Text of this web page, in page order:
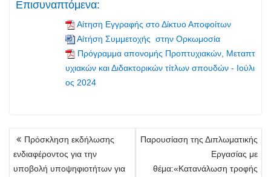
Επισυναπτόμενα:
Αίτηση Εγγραφής στο Δίκτυο Αποφοίτων
Αίτήση Συμμετοχής στην Ορκωμοσία
Πρόγραμμα απονομής Προπτυχιακών, Μεταπτ
υχιακών και Διδακτορικών τίτλων σπουδών - Ιούλι
ος 2024
Πλοήγηση
άρθρων
Πρόσκληση εκδήλωσης
ενδιαφέροντος για την
υποβολή υποψηφιοτήτων για
Παρουσίαση της Διπλωματικής
Εργασίας με
θέμα:«Κατανάλωση τροφής